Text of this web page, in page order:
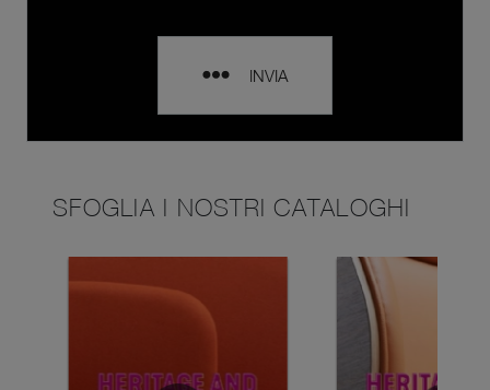
INVIA
SFOGLIA I NOSTRI CATALOGHI